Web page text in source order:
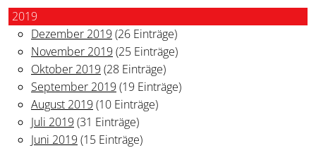
2019
Dezember 2019 (26 Einträge)
November 2019 (25 Einträge)
Oktober 2019 (28 Einträge)
September 2019 (19 Einträge)
August 2019 (10 Einträge)
Juli 2019 (31 Einträge)
Juni 2019 (15 Einträge)